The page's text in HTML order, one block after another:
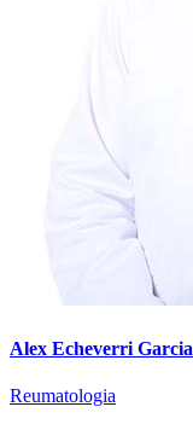
Alex Echeverri Garcia
Reumatologia